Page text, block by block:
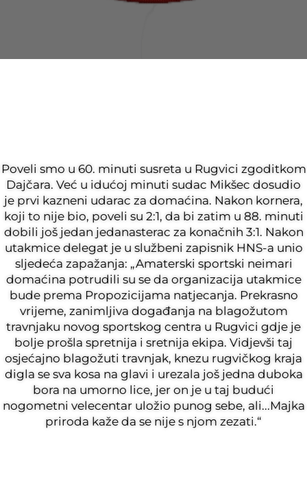
Poveli smo u 60. minuti susreta u Rugvici zgoditkom
Dajčara. Već u idućoj minuti sudac Mikšec dosudio
je prvi kazneni udarac za domaćina. Nakon kornera,
koji to nije bio, poveli su 2:1, da bi zatim u 88. minuti
dobili još jedan jedanasterac za konačnih 3:1. Nakon
utakmice delegat je u službeni zapisnik HNS-a unio
sljedeća zapažanja: „Amaterski sportski neimari
domaćina potrudili su se da organizacija utakmice
bude prema Propozicijama natjecanja. Prekrasno
vrijeme, zanimljiva događanja na blagožutom
travnjaku novog sportskog centra u Rugvici gdje je
bolje prošla spretnija i sretnija ekipa. Vidjevši taj
osjećajno blagožuti travnjak, knezu rugvičkog kraja
digla se sva kosa na glavi i urezala još jedna duboka
bora na umorno lice, jer on je u taj budući
nogometni velecentar uložio punog sebe, ali...Majka
priroda kaže da se nije s njom zezati.“